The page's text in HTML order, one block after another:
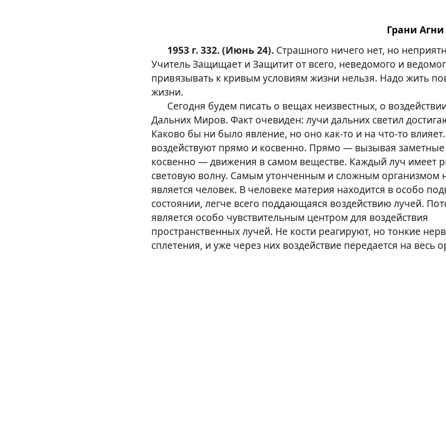
Грани Агни
1953 г. 332. (Июнь 24). Страшного ничего нет, но
Учитель Защищает и Защитит от всего, неведомого и
привязывать к кривым условиям жизни нельзя. Надо жить
жизни.
Сегодня будем писать о вещах неизвестных, о
Дальних Миров. Факт очевиден: лучи дальних светил
Каково бы ни было явление, но оно как-то и на что-то
воздействуют прямо и косвенно. Прямо — вызывая
косвенно — движения в самом веществе. Каждый луч имеет
световую волну. Самым утонченным и сложным организмом
является человек. В человеке материя находится в особо
состоянии, легче всего поддающаяся воздействию лучей.
является особо чувствительным центром для воздействия
пространственных лучей. Не кости реагируют, но тонкие
сплетения, и уже через них воздействие передается на весь